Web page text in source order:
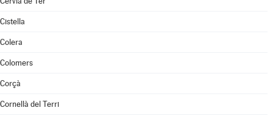
Cistella
Colera
Colomers
Corçà
Cornellà del Terri